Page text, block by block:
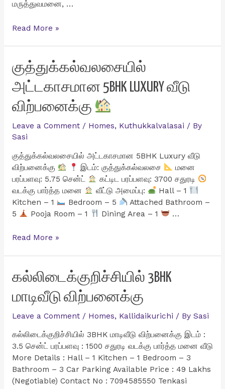
மருத்துவமனை, …
சேர்ந்தமரத்தில்
வீட்டு
மனை
விற்பனைக்கு
Read More »
குத்துக்கல்வலசையில்
அட்டகாசமான 5BHK LUXURY வீடு
விற்பனைக்கு
Leave a Comment / Homes, Kuthukkalvalasai / By
Sasi
குத்துக்கல்வலசையில் அட்டகாசமான 5BHK Luxury வீடு
விற்பனைக்கு
இடம்: குத்துக்கல்வலசை
மனை
பரப்பளவு: 5.75 சென்ட்
கட்டிட பரப்பளவு: 3700 சதுரடி
வடக்கு பார்த்த மனை
வீட்டு அமைப்பு:
Hall – 1
Kitchen – 1
Bedroom – 5
Attached Bathroom –
5
Pooja Room – 1 Dining Area – 1 …
குத்துக்கல்வலசையில்
Luxury
வீடு
விற்பனைக்கு
Read More »
கல்லிடைக்குறிச்சியில் 3BHK
மாடிவீடு விற்பனைக்கு
Leave a Comment / Homes, Kallidaikurichi / By Sasi
கல்லிடைக்குறிச்சியில் 3BHK மாடிவீடு விற்பனைக்கு இடம் :
3.5 சென்ட் பரப்பளவு : 1500 சதுரடி வடக்கு பார்த்த மனை வீடு
More Details : Hall – 1 Kitchen – 1 Bedroom – 3
Bathroom – 3 Car Parking Available Price : 49 Lakhs
(Negotiable) Contact No : 7094585550 Tenkasi